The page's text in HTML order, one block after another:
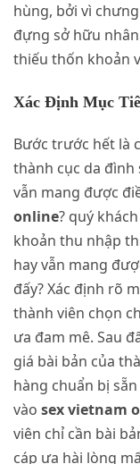
hùng, bởi vì
đựng sở hữu
thiếu thốn khoản
Xác Định Mục
Bước trước hết là
thành cục da đình
vẫn mang được
online? quý
khoản thu nhập
hay vẫn mang
đấy? Xác định rõ
thành viên chọn
ưa đam mê. Sau
giá bài bản của
hàng chuẩn bị
vào sex vietnam
viên chỉ cần bài
cáp ưa hài lòng